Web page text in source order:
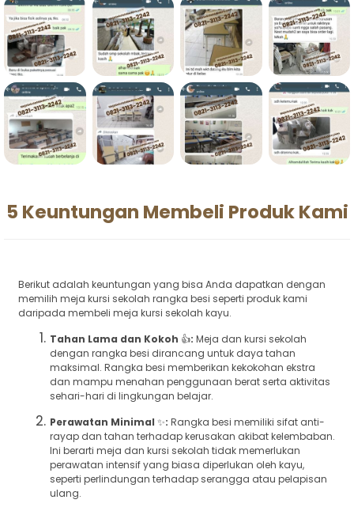
5 Keuntungan Membeli Produk Kami
Berikut adalah keuntungan yang bisa Anda dapatkan dengan
memilih meja kursi sekolah rangka besi seperti produk kami
daripada membeli meja kursi sekolah kayu.
Tahan Lama dan Kokoh 👍: Meja dan kursi sekolah
dengan rangka besi dirancang untuk daya tahan
maksimal. Rangka besi memberikan kekokohan ekstra
dan mampu menahan penggunaan berat serta aktivitas
sehari-hari di lingkungan belajar.
Perawatan Minimal ✨: Rangka besi memiliki sifat anti-
rayap dan tahan terhadap kerusakan akibat kelembaban.
Ini berarti meja dan kursi sekolah tidak memerlukan
perawatan intensif yang biasa diperlukan oleh kayu,
seperti perlindungan terhadap serangga atau pelapisan
ulang.